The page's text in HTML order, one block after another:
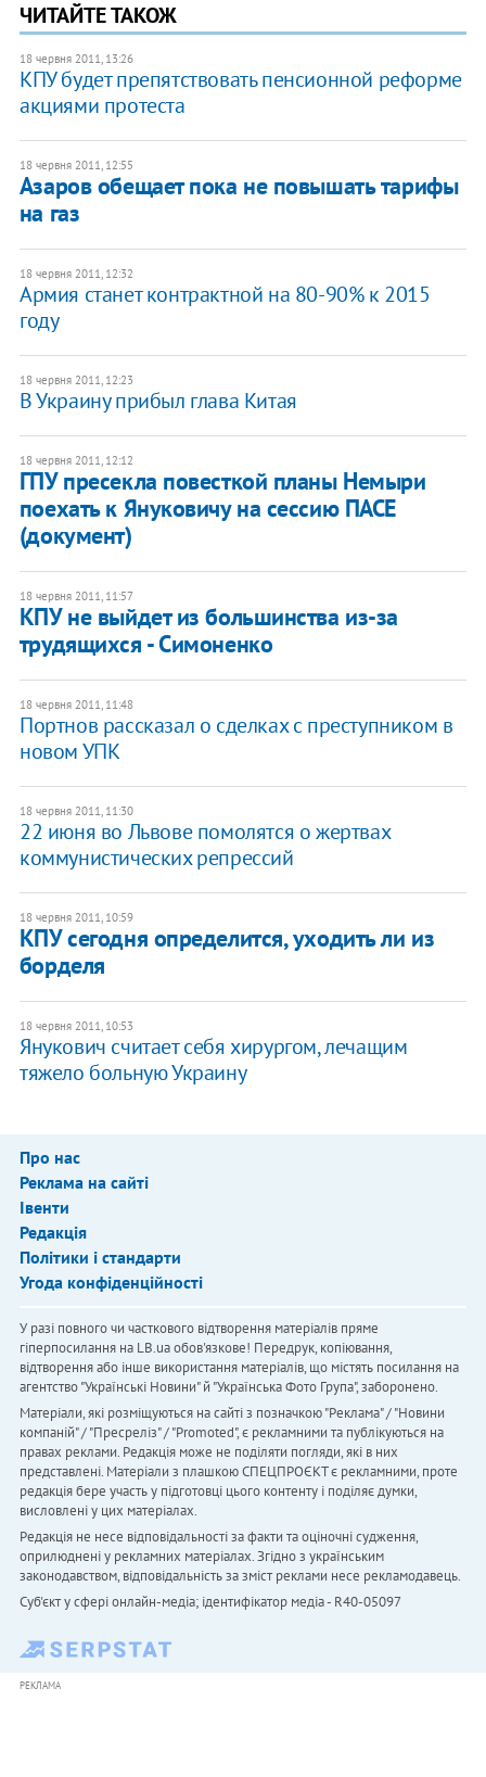
ЧИТАЙТЕ ТАКОЖ
18 червня 2011, 13:26
КПУ будет препятствовать пенсионной реформе
акциями протеста
18 червня 2011, 12:55
Азаров обещает пока не повышать тарифы
на газ
18 червня 2011, 12:32
Армия станет контрактной на 80-90% к 2015
году
18 червня 2011, 12:23
В Украину прибыл глава Китая
18 червня 2011, 12:12
ГПУ пресекла повесткой планы Немыри
поехать к Януковичу на сессию ПАСЕ
(документ)
18 червня 2011, 11:57
КПУ не выйдет из большинства из-за
трудящихся - Симоненко
18 червня 2011, 11:48
Портнов рассказал о сделках с преступником в
новом УПК
18 червня 2011, 11:30
22 июня во Львове помолятся о жертвах
коммунистических репрессий
18 червня 2011, 10:59
КПУ сегодня определится, уходить ли из
борделя
18 червня 2011, 10:53
Янукович считает себя хирургом, лечащим
тяжело больную Украину
Про нас
Реклама на сайті
Івенти
Редакція
Політики і стандарти
Угода конфіденційності
У разі повного чи часткового відтворення матеріалів пряме
гіперпосилання на LB.ua обов'язкове! Передрук, копіювання,
відтворення або інше використання матеріалів, що містять посилання на
агентство "Українськi Новини" й "Українська Фото Група", заборонено.
Матеріали, які розміщуються на сайті з позначкою "Реклама" / "Новини
компаній" / "Пресреліз" / "Promoted", є рекламними та публікуються на
правах реклами. Редакція може не поділяти погляди, які в них
представлені. Матеріали з плашкою СПЕЦПРОЄКТ є рекламними, проте
редакція бере участь у підготовці цього контенту і поділяє думки,
висловлені у цих матеріалах.
Редакція не несе відповідальності за факти та оціночні судження,
оприлюднені у рекламних матеріалах. Згідно з українським
законодавством, відповідальність за зміст реклами несе рекламодавець.
Cуб'єкт у сфері онлайн-медіа; ідентифікатор медіа - R40-05097
РЕКЛАМА